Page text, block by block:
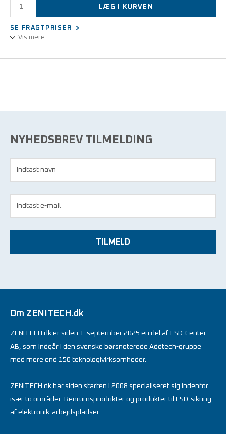
LÆG I KURVEN
SE FRAGTPRISER
Vis mere
NYHEDSBREV TILMELDING
TILMELD
Om ZENITECH.dk
ZENITECH.dk er siden 1. september 2025 en del af ESD-Center
AB, som indgår i den svenske børsnoterede Addtech-gruppe
med mere end 150 teknologivirksomheder.
ZENITECH.dk har siden starten i 2008 specialiseret sig indenfor
især to områder: Renrumsprodukter og produkter til ESD-sikring
af elektronik-arbejdspladser.